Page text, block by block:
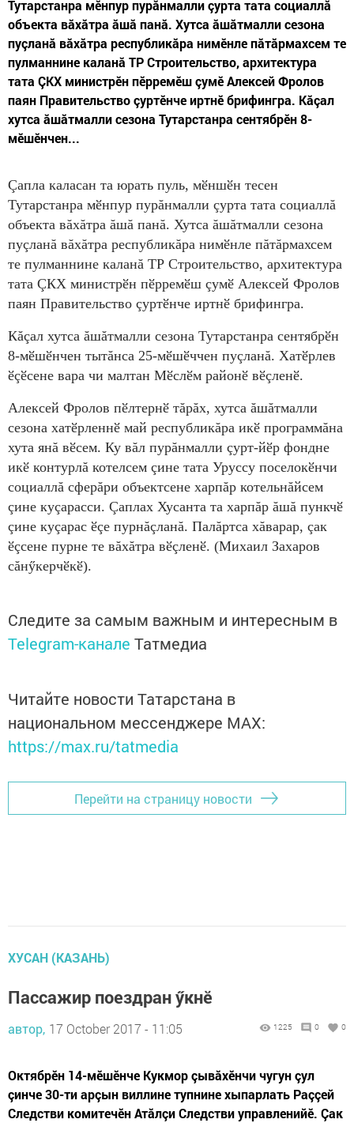
Тутарстанра мӗнпур пурăнмалли çурта тата социаллă
объекта вăхăтра ăшă панă. Хутса ăшăтмалли сезона
пуçланă вăхăтра республикăра нимӗнле пăтăрмахсем те
пулманнине каланă ТР Строительство, архитектура
тата ÇКХ министрӗн пӗрремӗш çумӗ Алексей Фролов
паян Правительство çуртӗнче иртнӗ брифингра. Кăçал
хутса ăшăтмалли сезона Тутарстанра сентябрӗн 8-
мӗшӗнчен...
Çапла каласан та юрать пуль, мӗншӗн тесен
Тутарстанра мӗнпур пурăнмалли çурта тата социаллă
объекта вăхăтра ăшă панă. Хутса ăшăтмалли сезона
пуçланă вăхăтра республикăра нимӗнле пăтăрмахсем
те пулманнине каланă ТР Строительство, архитектура
тата ÇКХ министрӗн пӗрремӗш çумӗ Алексей Фролов
паян Правительство çуртӗнче иртнӗ брифингра.
Кăçал хутса ăшăтмалли сезона Тутарстанра сентябрӗн
8-мӗшӗнчен тытăнса 25-мӗшӗччен пуçланă. Хатӗрлев
ӗçӗсене вара чи малтан Мӗслӗм районӗ вӗçленӗ.
Алексей Фролов пӗлтернӗ тăрăх, хутса ăшăтмалли
сезона хатӗрленнӗ май республикăра икӗ программăна
хута янă вӗсем. Ку вăл пурăнмалли çурт-йӗр фондне
икӗ контурлă котелсем çине тата Уруссу поселокӗнчи
социаллă сферăри объектсене харпăр котельнăйсем
çине куçарасси. Çаплах Хусанта та харпăр ăшă пункчӗ
çине куçарас ӗçе пурнăçланă. Палăртса хăварар, çак
ӗçсене пурне те вăхăтра вӗçленӗ. (Михаил Захаров
сăнӳкерчӗкӗ).
Следите за самым важным и интересным в
Telegram-канале Татмедиа
Читайте новости Татарстана в
национальном мессенджере MАХ:
https://max.ru/tatmedia
Перейти на страницу новости
ХУСАН (КАЗАНЬ)
Пассажир поездран ӳкнӗ
автор, 17 October 2017 - 11:05 1225 0 0
Октябрӗн 14-мӗшӗнче Кукмор çывăхӗнчи чугун çул
çинче 30-ти арçын виллине тупнине хыпарлать Раççей
Следстви комитечӗн Атăлçи Следстви управленийӗ. Çак